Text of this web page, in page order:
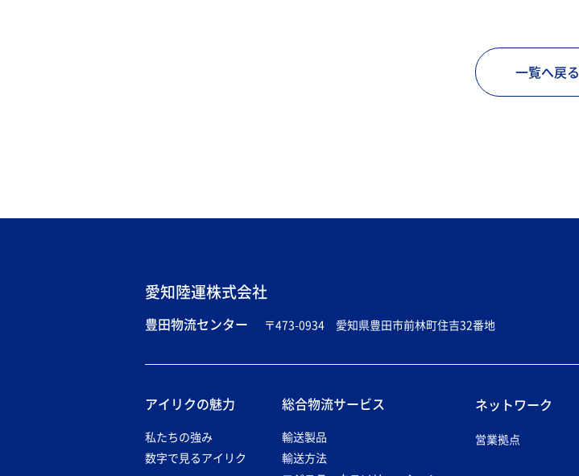
一覧へ戻る
愛知陸運株式会社
〒473-0934 愛知県豊田市前林町住吉32番地
アイリクの魅力
私たちの強み
数字で見るアイリク
総合物流サービス
輸送製品
輸送方法
ネットワーク
営業拠点